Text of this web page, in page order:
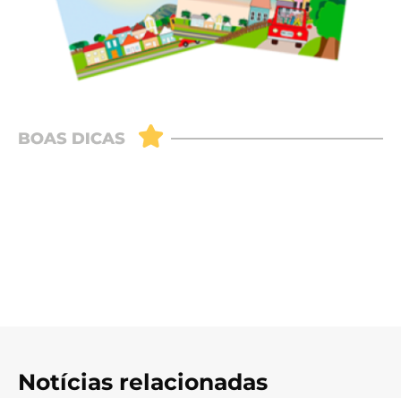
Notícias relacionadas